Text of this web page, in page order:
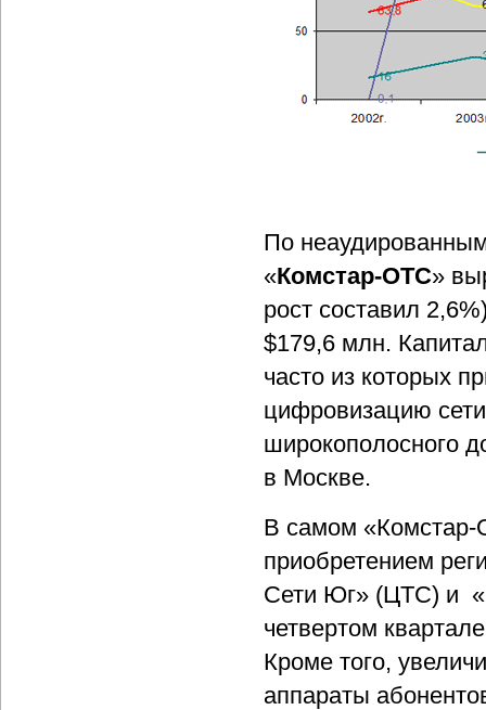
По
«Комстар-ОТС»
рост составил
$179,6 млн.
часто из которых
цифровизацию
широкополосного
в Москве.
В самом «Комстар-
приобретением
Сети Юг» (ЦТС) и
четвертом
Кроме того,
аппараты